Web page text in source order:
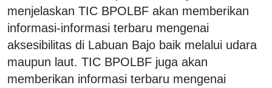
menjelaskan TIC BPOLBF akan memberikan
informasi-informasi terbaru mengenai
aksesibilitas di Labuan Bajo baik melalui udara
maupun laut. TIC BPOLBF juga akan
memberikan informasi terbaru mengenai